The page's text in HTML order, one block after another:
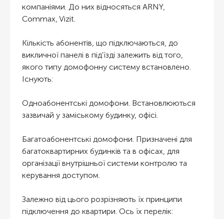
компаніями. До них відносяться ARNY,
Commax, Vizit.
Кількість абонентів, що підключаються, до
викличної панелі в під'їзді залежить від того,
якого типу домофонну систему встановлено.
Існують:
Одноабонентські домофони. Встановлюються
зазвичай у заміському будинку, офісі.
Багатоабонентські домофони. Призначені для
багатоквартирних будинків та в офісах, для
організації внутрішньої системи контролю та
керування доступом.
Залежно від цього розрізняють їх принципи
підключення до квартири. Ось їх перелік: